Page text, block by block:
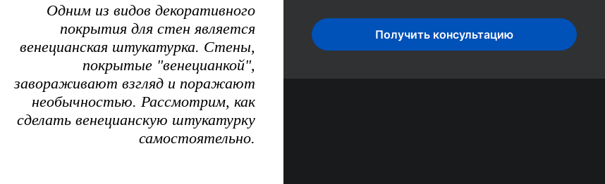
Одним из видов декоративного
покрытия для стен является
венецианская штукатурка. Стены,
покрытые "венецианкой",
завораживают взгляд и поражают
необычностью. Рассмотрим, как
сделать венецианскую штукатурку
самостоятельно.
Получить консультацию